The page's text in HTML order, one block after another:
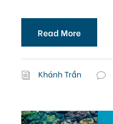
Read More
Khánh Trần